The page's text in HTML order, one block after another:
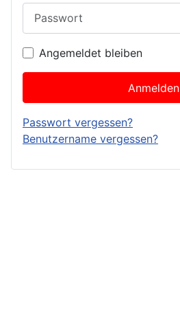
Angemeldet bleiben
Anmelden
Passwort vergessen?
Benutzername vergessen?